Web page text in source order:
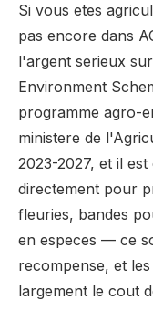
Si vous etes
pas encore dans
l'argent serieux
Environment
programme agro-
ministere de
2023-2027, et il
directement pour
fleuries, bandes
en especes — ce
recompense, et
largement le cout